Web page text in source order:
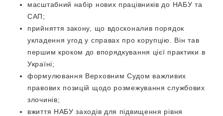
масштабний набір нових працівників до НАБУ та
САП;
прийняття закону, що вдосконалив порядок
укладення угод у справах про корупцію. Він тав
першим кроком до впорядкування цієї практики в
Україні;
формулювання Верховним Судом важливих
правових позицій щодо розмежування службових
злочинів;
вжиття НАБУ заходів для підвищення рівня